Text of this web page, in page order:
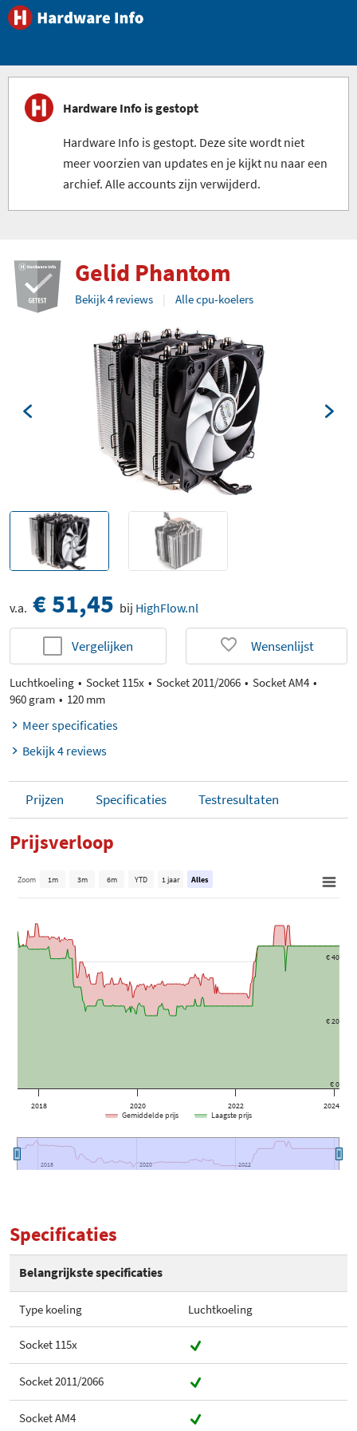
Hardware Info is gestopt
Hardware Info is gestopt. Deze site wordt niet
meer voorzien van updates en je kijkt nu naar een
archief. Alle accounts zijn verwijderd.
Gelid Phantom
Bekijk 4 reviews Alle cpu-koelers
v.a. € 51,45 bij HighFlow.nl
Vergelijken Wensenlijst
Luchtkoeling Socket 115x Socket 2011/2066
Socket AM4
960 gram
120 mm
Meer specificaties
Bekijk 4 reviews
Prijzen Specificaties Testresultaten
Prijsverloop
2018 2020 2022 2024
2018
2018 2020
2020 2022
2022
€ 0
€ 20
€ 40
Zoom 1m 3m 6m YTD 1 jaar Alles
Gemiddelde prijs Laagste prijs
Specificaties
Belangrijkste specificaties
Type koeling Luchtkoeling
Socket 115x
Socket 2011/2066
Socket AM4